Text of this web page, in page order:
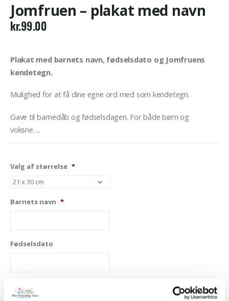
Jomfruen – plakat med navn
kr.99.00
Plakat med barnets navn, fødselsdato og Jomfruens
kendetegn.
Mulighed for at få dine egne ord med som kendetegn.
Gave til barnedåb og fødselsdagen. For både børn og
voksne….
Valg af størrelse *
Barnets navn *
Fødselsdato
Valg af tekst